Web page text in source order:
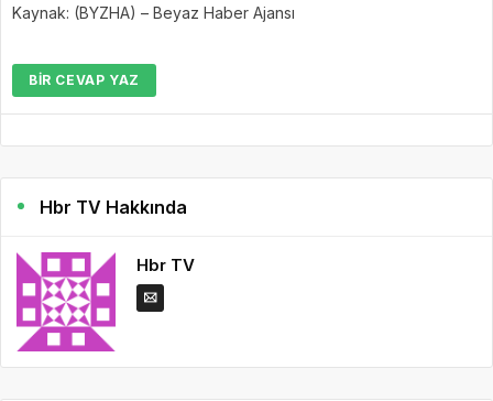
Kaynak: (BYZHA) – Beyaz Haber Ajansı
BIR CEVAP YAZ
Hbr TV Hakkında
Hbr TV